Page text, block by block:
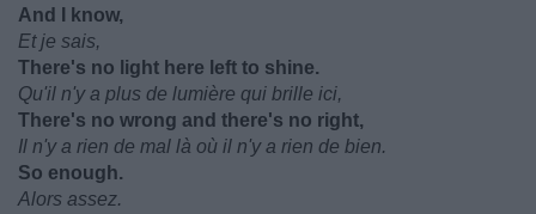
And I know,
Et je sais,
There's no light here left to shine.
Qu'il n'y a plus de lumière qui brille ici,
There's no wrong and there's no right,
Il n'y a rien de mal là où il n'y a rien de bien.
So enough.
Alors assez.